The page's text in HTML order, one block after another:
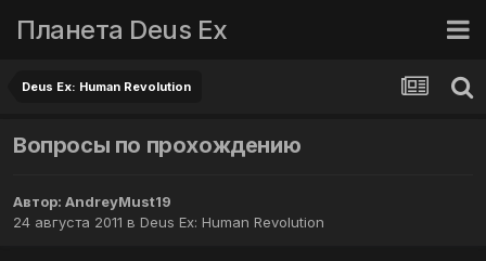
Планета Deus Ex
Deus Ex: Human Revolution
Вопросы по прохождению
Автор: AndreyMust19
24 августа 2011 в Deus Ex: Human Revolution